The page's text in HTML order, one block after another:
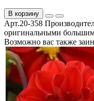
В корзину
Арт.20-358
оригинальными
Возможно вас также